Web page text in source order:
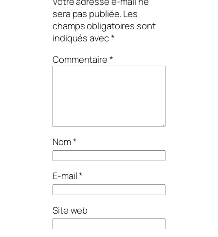
sera pas publiée. Les
champs obligatoires sont
indiqués avec*
Commentaire*
Nom*
E-mail*
Site web